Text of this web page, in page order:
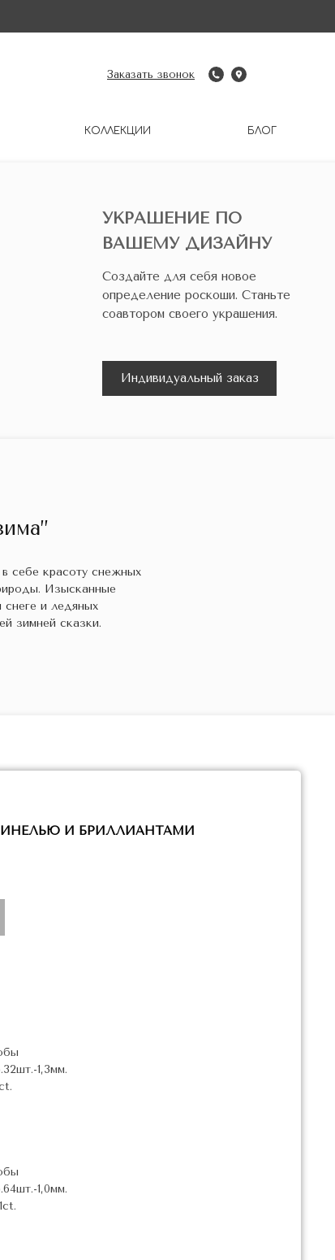
БЛОГ
КОЛЛЕКЦИИ
Заказать звонок
УКРАШЕНИЕ ПО
ВАШЕМУ ДИЗАЙНУ
Создайте для себя новое
определение роскоши. Станьте
соавтором своего украшения.
Индивидуальный заказ
себе красоту снежных
Изысканные
и ледяных
зимней сказки.
И БРИЛЛИАНТАМИ
1,3мм.
1,0мм.